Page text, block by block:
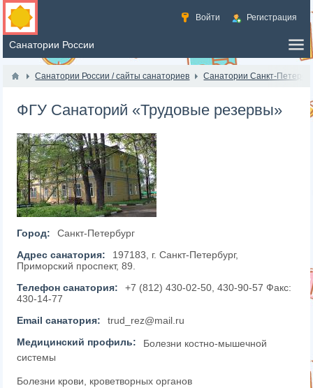
Войти Регистрация
Санатории России / сайты санаториев Санатории Санкт-
ФГУ Санаторий «Трудовые резервы»
Город:
Санкт-Петербург
Адрес санатория:
197183, г. Санкт-Петербург,
Приморский проспект, 89.
Телефон санатория:
+7 (812) 430-02-50, 430-90-57 Факс:
430-14-77
Email санатория:
trud_rez@mail.ru
Медицинский профиль:
Болезни костно-мышечной
системы
Болезни крови, кроветворных органов